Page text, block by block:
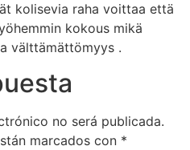
kolisevia raha voittaa että
kokous mikä
välttämättömyys .
no será publicada.
marcados con *